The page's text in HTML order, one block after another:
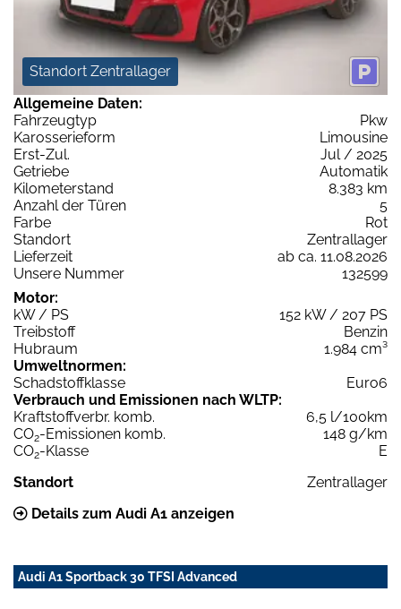
Standort Zentrallager
Allgemeine Daten:
Fahrzeugtyp
Pkw
Karosserieform
Limousine
Erst-Zul.
Jul / 2025
Getriebe
Automatik
Kilometerstand
8.383 km
Anzahl der Türen
5
Farbe
Rot
Standort
Zentrallager
Lieferzeit
ab ca. 11.08.2026
Unsere Nummer
132599
Motor:
kW / PS
152 kW / 207 PS
Treibstoff
Benzin
Hubraum
1.984 cm³
Umweltnormen:
Schadstoffklasse
Euro6
Verbrauch und Emissionen nach WLTP:
Kraftstoffverbr. komb.
6,5 l/100km
CO2-Emissionen komb.
148 g/km
CO2-Klasse
E
Standort
Zentrallager
Details zum Audi A1 anzeigen
Audi A1 Sportback 30 TFSI Advanced